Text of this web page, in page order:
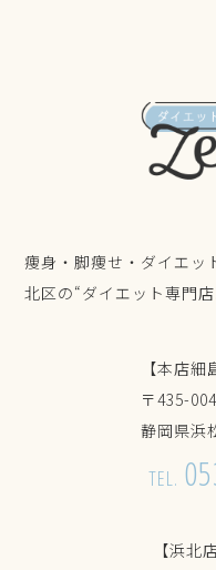
痩身・脚痩せ・ダイエッ
北区の“ダイエット専門
【本店細
〒435-
静岡県浜
TEL.
【浜北